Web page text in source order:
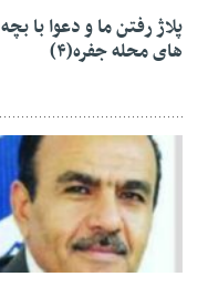
پلاژ رفتن ما و دعوا با بچه
های محله جفره(۴)